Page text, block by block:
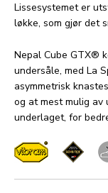
Lissesystemet er
løkke, som gjør det
Nepal Cube GTX®
undersåle, med La
asymmetrisk
og at mest mulig av
underlaget, for